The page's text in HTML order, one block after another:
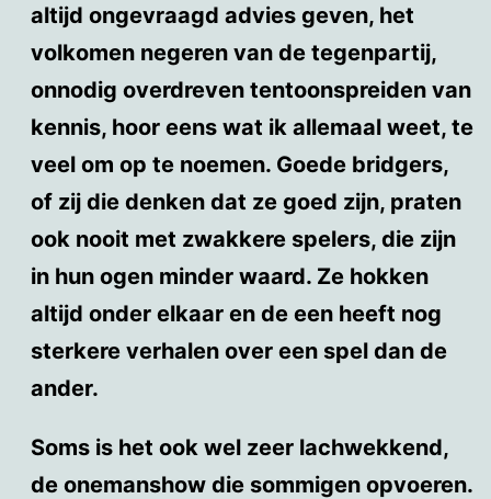
altijd ongevraagd advies geven, het
volkomen negeren van de tegenpartij,
onnodig overdreven tentoonspreiden van
kennis, hoor eens wat ik allemaal weet, te
veel om op te noemen. Goede bridgers,
of zij die denken dat ze goed zijn, praten
ook nooit met zwakkere spelers, die zijn
in hun ogen minder waard. Ze hokken
altijd onder elkaar en de een heeft nog
sterkere verhalen over een spel dan de
ander.
Soms is het ook wel zeer lachwekkend,
de onemanshow die sommigen opvoeren.